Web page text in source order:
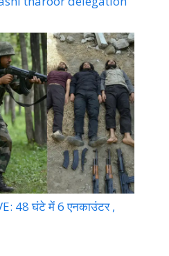
48 घंटे में 6 एनकाउंटर ,